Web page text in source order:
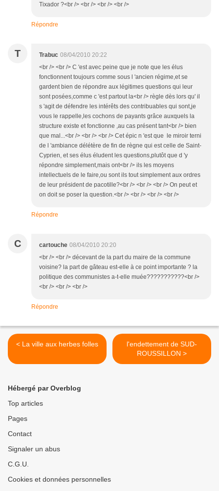
Tixador ?<br /> <br /> <br /> <br />
Répondre
T Trabuc 08/04/2010 20:22
<br /> <br /> C 'est avec peine que je note que les élus
fonctionnent toujours comme sous l 'ancien régime,et se
gardent bien de répondre aux légitimes questions qui leur
sont posées,comme c 'est partout la<br /> règle dès lors qu' il
s 'agit de défendre les intérêts des contribuables qui sont,je
vous le rappelle,les cochons de payants grâce auxquels la
structure existe et fonctionne ,au cas présent tant<br /> bien
que mal...<br /> <br /> <br /> Cet épic n 'est que le miroir terni
de l 'ambiance délétère de fin de règne qui est celle de Saint-
Cyprien, et ses élus éludent les questions,plutôt que d 'y
répondre simplement,mais ont<br /> ils les moyens
intellectuels de le faire,ou sont ils tout simplement aux ordres
de leur président de pacotille?<br /> <br /> <br /> On peut et
on doit se poser la question.<br /> <br /> <br /> <br />
Répondre
C cartouche 08/04/2010 20:20
<br /> <br /> décevant de la part du maire de la commune
voisine? la part de gâteau est-elle à ce point importante ? la
politique des communistes a-t-elle muée???????????<br />
<br /> <br /> <br />
Répondre
< La ville aux herbes folles
l'endettement de SUD-
ROUSSILLON >
Hébergé par Overblog
Top articles
Pages
Contact
Signaler un abus
C.G.U.
Cookies et données personnelles